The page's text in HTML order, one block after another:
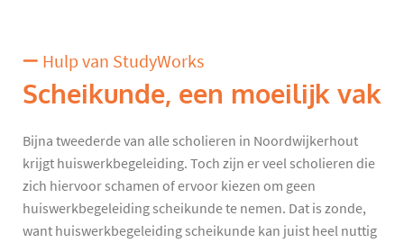
Hulp van StudyWorks
Scheikunde, een moeilijk vak
Bijna tweederde van alle scholieren in Noordwijkerhout
krijgt huiswerkbegeleiding. Toch zijn er veel scholieren die
zich hiervoor schamen of ervoor kiezen om geen
huiswerkbegeleiding scheikunde te nemen. Dat is zonde,
want huiswerkbegeleiding scheikunde kan juist heel nuttig